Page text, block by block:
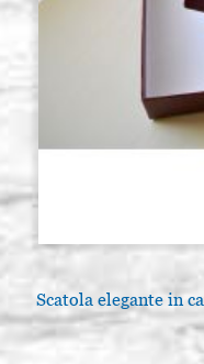
Scatola elegante in